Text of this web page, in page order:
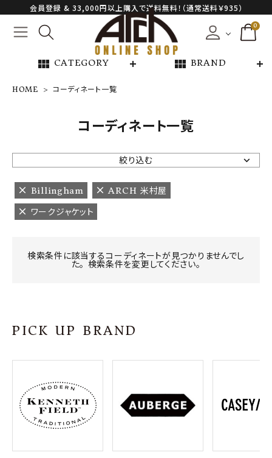
会員登録 & 33,000円以上購入で送料無料！（通常送料￥935）
0
view_module CATEGORY view_module BRAND
NEW ARRIVAL
ARCH EXCLUSIVE
BRAND
CATEGORY
プライバシーポリシー
特定商取引法について
お問い合わせ
OFFICIAL WEB SITE
HOME コーディネート一覧
コーディネート一覧
絞り込む
Billingham
ARCH 米村屋
ワークジャケット
検索条件に該当するコーディネートが見つかりませんでし
た。 検索条件を変更してください。
PICK UP BRAND